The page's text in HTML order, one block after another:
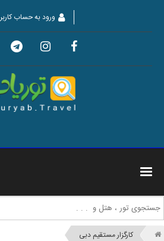
ورود به حساب
کارگزار مستقیم دبی